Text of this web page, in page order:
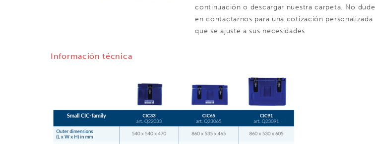
continuación o descargar nuestra carpeta. No dude
en contactarnos para una cotización personalizada
que se ajuste a sus necesidades
Información técnica